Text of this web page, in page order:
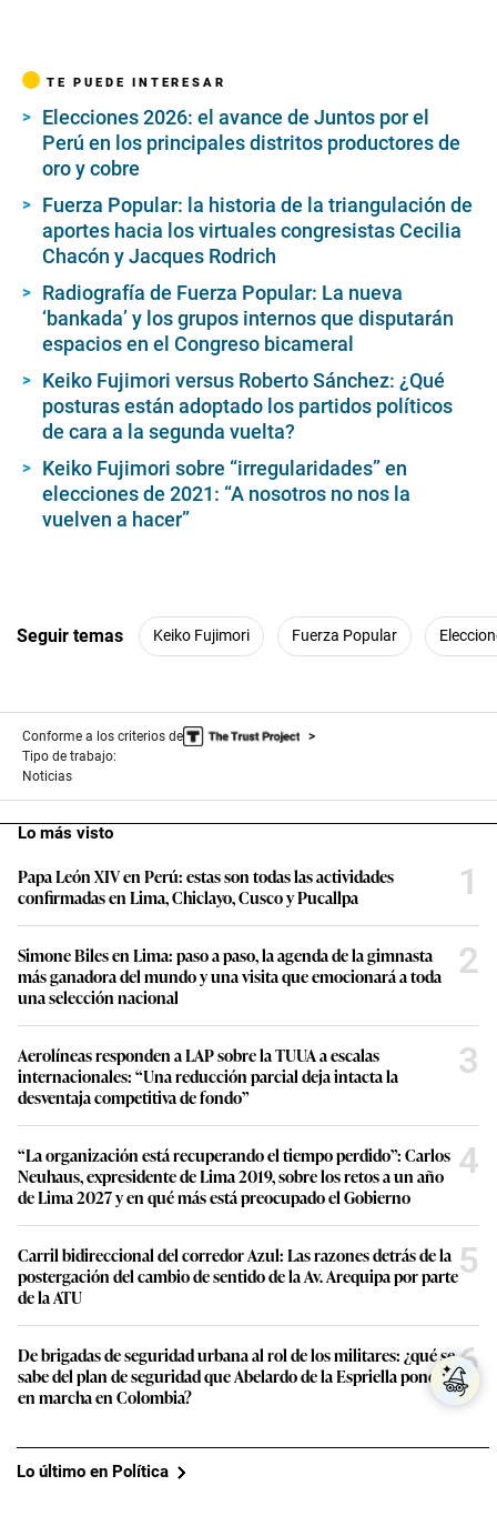
TE PUEDE INTERESAR
Elecciones 2026: el avance de Juntos por el
Perú en los principales distritos productores de
oro y cobre
Fuerza Popular: la historia de la triangulación de
aportes hacia los virtuales congresistas Cecilia
Chacón y Jacques Rodrich
Radiografía de Fuerza Popular: La nueva
‘bankada’ y los grupos internos que disputarán
espacios en el Congreso bicameral
Keiko Fujimori versus Roberto Sánchez: ¿Qué
posturas están adoptado los partidos políticos
de cara a la segunda vuelta?
Keiko Fujimori sobre “irregularidades” en
elecciones de 2021: “A nosotros no nos la
vuelven a hacer”
Seguir temas Keiko Fujimori Fuerza Popular
Conforme a los criterios de
Tipo de trabajo:
Noticias
Lo más visto
Papa León XIV en Perú: estas son todas las actividades
confirmadas en Lima, Chiclayo, Cusco y Pucallpa
1
Simone Biles en Lima: paso a paso, la agenda de la gimnasta
más ganadora del mundo y una visita que emocionará a toda
una selección nacional
2
Aerolíneas responden a LAP sobre la TUUA a escalas
internacionales: “Una reducción parcial deja intacta la
desventaja competitiva de fondo”
3
“La organización está recuperando el tiempo perdido”: Carlos
Neuhaus, expresidente de Lima 2019, sobre los retos a un año
de Lima 2027 y en qué más está preocupado el Gobierno
4
Carril bidireccional del corredor Azul: Las razones detrás de la
postergación del cambio de sentido de la Av. Arequipa por parte
de la ATU
5
De brigadas de seguridad urbana al rol de los militares: ¿qué se
sabe del plan de seguridad que Abelardo de la Espriella pondrá
en marcha en Colombia?
6
Lo último en Política